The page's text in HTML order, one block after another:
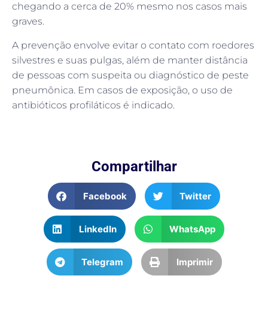
chegando a cerca de 20% mesmo nos casos mais
graves.
A prevenção envolve evitar o contato com roedores
silvestres e suas pulgas, além de manter distância
de pessoas com suspeita ou diagnóstico de peste
pneumônica. Em casos de exposição, o uso de
antibióticos profiláticos é indicado.
Compartilhar
Facebook Twitter
LinkedIn WhatsApp
Telegram Imprimir